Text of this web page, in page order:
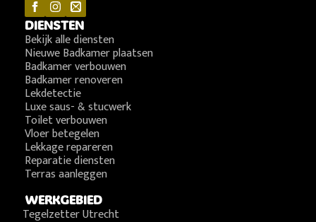
DIENSTEN
Bekijk alle diensten
Nieuwe Badkamer plaatsen
Badkamer verbouwen
Badkamer renoveren
Lekdetectie
Luxe saus- & stucwerk
Toilet verbouwen
Vloer betegelen
Lekkage repareren
Reparatie diensten
Terras aanleggen
WERKGEBIED
Tegelzetter Utrecht